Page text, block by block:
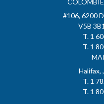
#106, 6200
V5B
T. 1
T. 1
Halifax,
T. 1
T. 1